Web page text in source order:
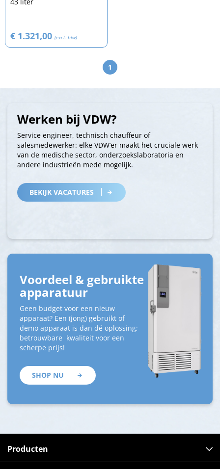
€ 1.321,00 (excl. btw)
1
Werken bij VDW?
Service engineer, technisch chauffeur of
salesmedewerker: elke VDW’er maakt het cruciale werk
van de medische sector, onderzoekslaboratoria en
andere industrieën mede mogelijk.
BEKIJK VACATURES
Voordeel & gebruikte
apparatuur
Geen budget voor een nieuw
apparaat? Een (jong) gebruikt of
demo apparaat is dan dé oplossing;
betrouwbare kwaliteit voor een
scherpe prijs!
SHOP NU
Producten